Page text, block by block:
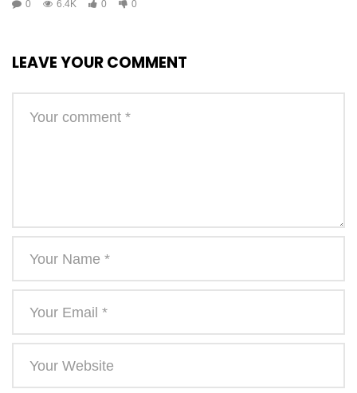
0
6.4K 0 0
LEAVE YOUR COMMENT